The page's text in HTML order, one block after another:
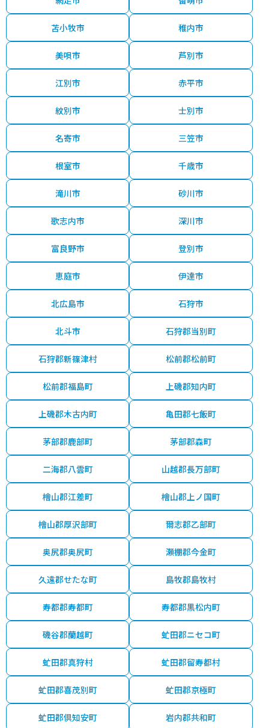
苫小牧市 稚内市
美唄市 芦別市
江別市 赤平市
紋別市 士別市
名寄市 三笠市
根室市 千歳市
滝川市 砂川市
歌志内市 深川市
富良野市 登別市
恵庭市 伊達市
北広島市 石狩市
北斗市 石狩郡当別町
石狩郡新篠津村 松前郡松前町
松前郡福島町 上磯郡知内町
上磯郡木古内町 亀田郡七飯町
茅部郡鹿部町 茅部郡森町
二海郡八雲町 山越郡長万部町
檜山郡江差町 檜山郡上ノ国町
檜山郡厚沢部町 爾志郡乙部町
奥尻郡奥尻町 瀬棚郡今金町
久遠郡せたな町 島牧郡島牧村
寿都郡寿都町 寿都郡黒松内町
磯谷郡蘭越町 虻田郡ニセコ町
虻田郡真狩村 虻田郡留寿都村
虻田郡喜茂別町 虻田郡京極町
虻田郡倶知安町 岩内郡共和町